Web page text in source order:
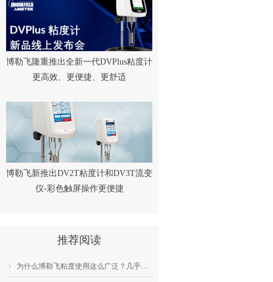
ꁇ 为什么博勒飞粘度使用这么广泛？几乎成为了行业标准？
推荐阅读
博勒飞隆重推出全新一代DVPlus粘度计
更高效、更便捷、更舒适
博勒飞新推出DV2T粘度计和DV3T流变
仪-彩色触屏操作更便捷